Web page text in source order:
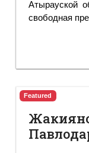
Атырауской
свободная
Featured